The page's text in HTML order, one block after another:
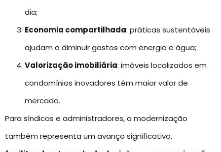
dia;
Economia compartilhada: práticas sustentáveis
ajudam a diminuir gastos com energia e água;
Valorização imobiliária: imóveis localizados em
condomínios inovadores têm maior valor de
mercado.
Para síndicos e administradores, a modernização
também representa um avanço significativo,